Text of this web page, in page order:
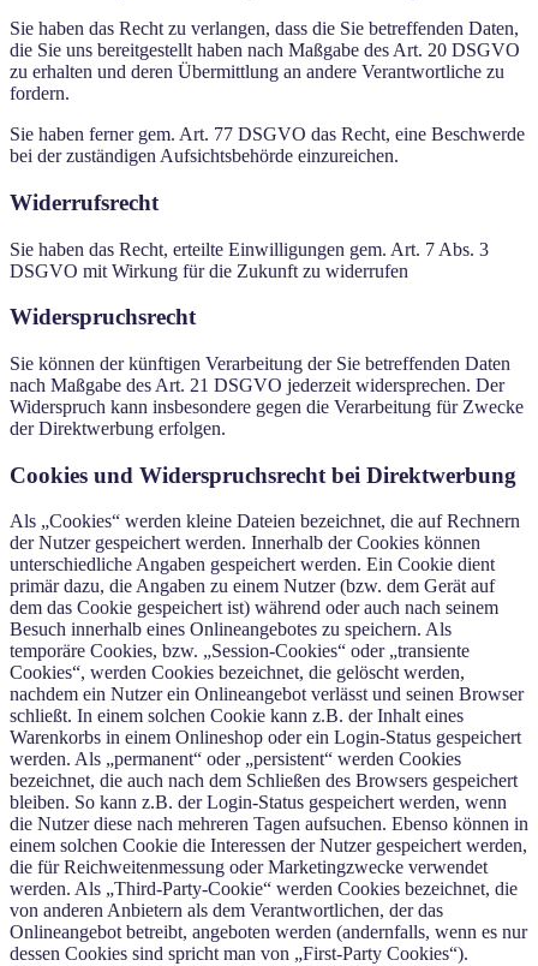
Sie haben das Recht zu verlangen, dass die Sie betreffenden Daten,
die Sie uns bereitgestellt haben nach Maßgabe des Art. 20 DSGVO
zu erhalten und deren Übermittlung an andere Verantwortliche zu
fordern.
Sie haben ferner gem. Art. 77 DSGVO das Recht, eine Beschwerde
bei der zuständigen Aufsichtsbehörde einzureichen.
Widerrufsrecht
Sie haben das Recht, erteilte Einwilligungen gem. Art. 7 Abs. 3
DSGVO mit Wirkung für die Zukunft zu widerrufen
Widerspruchsrecht
Sie können der künftigen Verarbeitung der Sie betreffenden Daten
nach Maßgabe des Art. 21 DSGVO jederzeit widersprechen. Der
Widerspruch kann insbesondere gegen die Verarbeitung für Zwecke
der Direktwerbung erfolgen.
Cookies und Widerspruchsrecht bei Direktwerbung
Als „Cookies“ werden kleine Dateien bezeichnet, die auf Rechnern
der Nutzer gespeichert werden. Innerhalb der Cookies können
unterschiedliche Angaben gespeichert werden. Ein Cookie dient
primär dazu, die Angaben zu einem Nutzer (bzw. dem Gerät auf
dem das Cookie gespeichert ist) während oder auch nach seinem
Besuch innerhalb eines Onlineangebotes zu speichern. Als
temporäre Cookies, bzw. „Session-Cookies“ oder „transiente
Cookies“, werden Cookies bezeichnet, die gelöscht werden,
nachdem ein Nutzer ein Onlineangebot verlässt und seinen Browser
schließt. In einem solchen Cookie kann z.B. der Inhalt eines
Warenkorbs in einem Onlineshop oder ein Login-Status gespeichert
werden. Als „permanent“ oder „persistent“ werden Cookies
bezeichnet, die auch nach dem Schließen des Browsers gespeichert
bleiben. So kann z.B. der Login-Status gespeichert werden, wenn
die Nutzer diese nach mehreren Tagen aufsuchen. Ebenso können in
einem solchen Cookie die Interessen der Nutzer gespeichert werden,
die für Reichweitenmessung oder Marketingzwecke verwendet
werden. Als „Third-Party-Cookie“ werden Cookies bezeichnet, die
von anderen Anbietern als dem Verantwortlichen, der das
Onlineangebot betreibt, angeboten werden (andernfalls, wenn es nur
dessen Cookies sind spricht man von „First-Party Cookies“).